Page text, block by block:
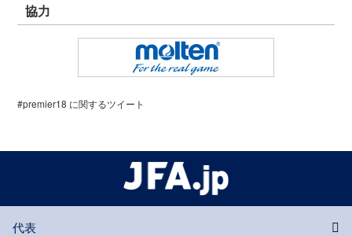
協力
#premier18 に関するツイート
代表